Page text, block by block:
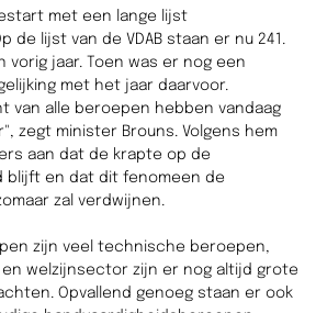
met een lange lijst
de lijst van de VDAB staan er nu 241.
vorig jaar. Toen was er nog een
met het jaar daarvoor.
van alle beroepen hebben vandaag
zegt minister Brouns. Volgens hem
aan dat de krapte op de
blijft en dat dit fenomeen de
zal verdwijnen.
zijn veel technische beroepen,
welzijnsector zijn er nog altijd grote
Opvallend genoeg staan er ook